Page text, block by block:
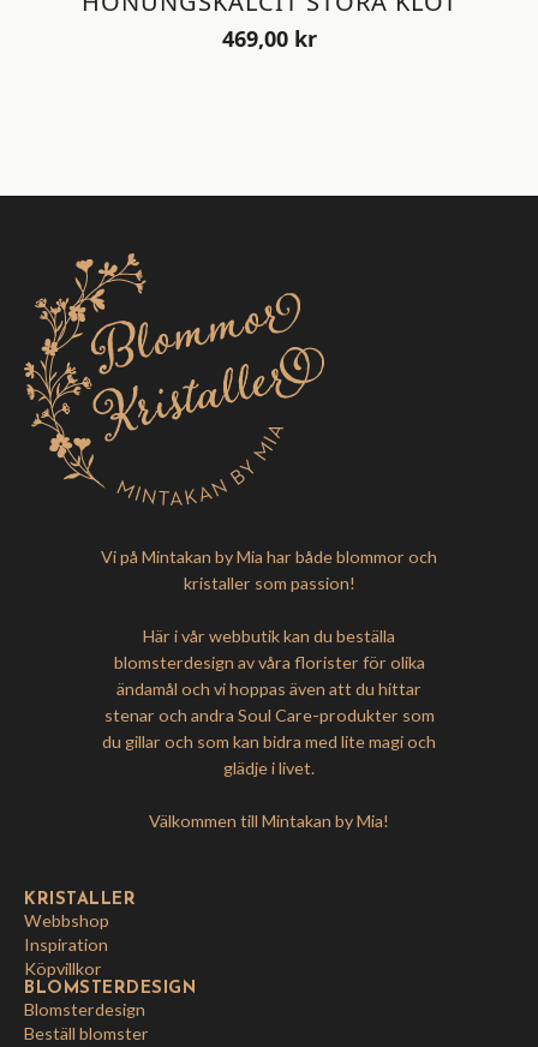
469,00 kr
Vi på Mintakan by Mia har både blommor och
kristaller som passion!
Här i vår webbutik kan du beställa
blomsterdesign av våra florister för olika
ändamål och vi hoppas även att du hittar
stenar och andra Soul Care-produkter som
du gillar och som kan bidra med lite magi och
glädje i livet.
Välkommen till Mintakan by Mia!
KRISTALLER
Webbshop
Inspiration
Köpvillkor
BLOMSTERDESIGN
Blomsterdesign
Beställ blomster